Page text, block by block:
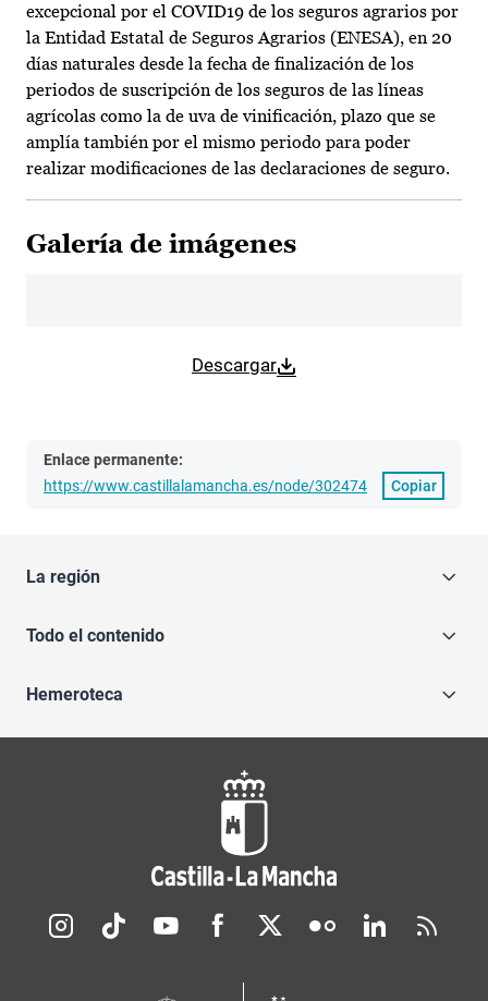
excepcional por el COVID19 de los seguros agrarios por
la Entidad Estatal de Seguros Agrarios (ENESA), en 20
días naturales desde la fecha de finalización de los
periodos de suscripción de los seguros de las líneas
agrícolas como la de uva de vinificación, plazo que se
amplía también por el mismo periodo para poder
realizar modificaciones de las declaraciones de seguro.
Galería de imágenes
Descargar
Enlace permanente:
https://www.castillalamancha.es/node/302474
Copiar
La región
Todo el contenido
Hemeroteca
Redes sociales JCCM